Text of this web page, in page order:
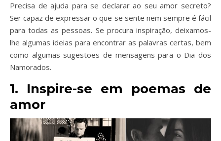
Precisa de ajuda para se declarar ao seu amor secreto?
Ser capaz de expressar o que se sente nem sempre é fácil
para todas as pessoas. Se procura inspiração, deixamos-
lhe algumas ideias para encontrar as palavras certas, bem
como algumas sugestões de mensagens para o Dia dos
Namorados.
1. Inspire-se em poemas de
amor